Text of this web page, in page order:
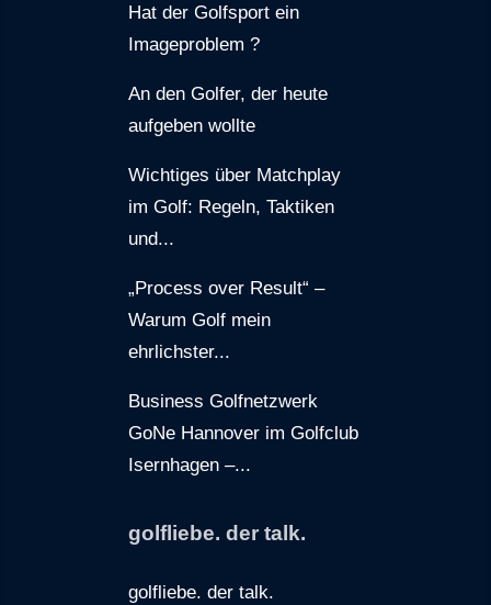
Hat der Golfsport ein
Imageproblem ?
An den Golfer, der heute
aufgeben wollte
Wichtiges über Matchplay
im Golf: Regeln, Taktiken
und...
„Process over Result“ –
Warum Golf mein
ehrlichster...
Business Golfnetzwerk
GoNe Hannover im Golfclub
Isernhagen –...
golfliebe. der talk.
golfliebe. der talk.